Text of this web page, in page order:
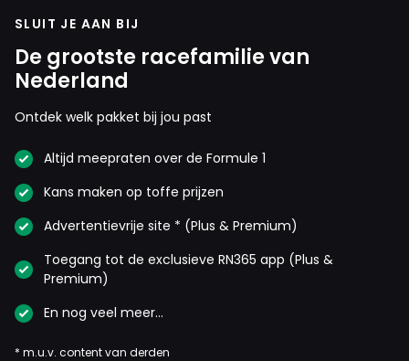
SLUIT JE AAN BIJ
De grootste racefamilie van
Nederland
Ontdek welk pakket bij jou past
Altijd meepraten over de Formule 1
Kans maken op toffe prijzen
Advertentievrije site * (Plus & Premium)
Toegang tot de exclusieve RN365 app (Plus &
Premium)
En nog veel meer…
* m.u.v. content van derden